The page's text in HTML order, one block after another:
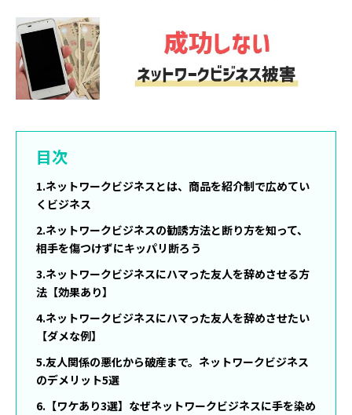
目次
1.ネットワークビジネスとは、商品を紹介制で広めてい
くビジネス
2.ネットワークビジネスの勧誘方法と断り方を知って、
相手を傷つけずにキッパリ断ろう
3.ネットワークビジネスにハマった友人を辞めさせる方
法【効果あり】
4.ネットワークビジネスにハマった友人を辞めさせたい
【ダメな例】
5.友人関係の悪化から破産まで。ネットワークビジネス
のデメリット5選
6.【ワケあり3選】なぜネットワークビジネスに手を染め